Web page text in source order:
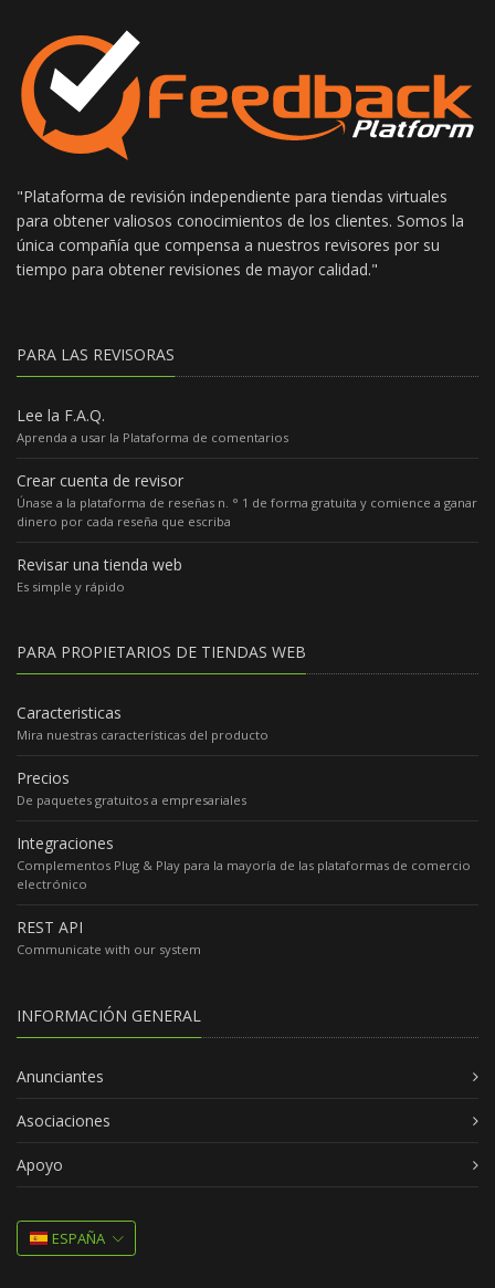
"Plataforma de revisión independiente para tiendas virtuales
para obtener valiosos conocimientos de los clientes. Somos la
única compañía que compensa a nuestros revisores por su
tiempo para obtener revisiones de mayor calidad."
PARA LAS REVISORAS
Lee la F.A.Q.
Aprenda a usar la Plataforma de comentarios
Crear cuenta de revisor
Únase a la plataforma de reseñas n. ° 1 de forma gratuita y comience a ganar
dinero por cada reseña que escriba
Revisar una tienda web
Es simple y rápido
PARA PROPIETARIOS DE TIENDAS WEB
Caracteristicas
Mira nuestras características del producto
Precios
De paquetes gratuitos a empresariales
Integraciones
Complementos Plug & Play para la mayoría de las plataformas de comercio
electrónico
REST API
Communicate with our system
INFORMACIÓN GENERAL
Anunciantes
Asociaciones
Apoyo
ESPAÑA